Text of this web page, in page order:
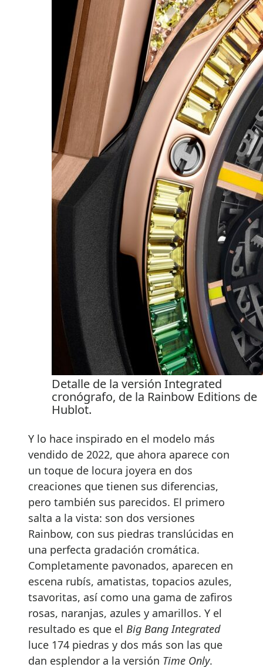
Detalle de la versión Integrated
cronógrafo, de la Rainbow Editions de
Hublot.
Y lo hace inspirado en el modelo más
vendido de 2022, que ahora aparece con
un toque de locura joyera en dos
creaciones que tienen sus diferencias,
pero también sus parecidos. El primero
salta a la vista: son dos versiones
Rainbow, con sus piedras translúcidas en
una perfecta gradación cromática.
Completamente pavonados, aparecen en
escena rubís, amatistas, topacios azules,
tsavoritas, así como una gama de zafiros
rosas, naranjas, azules y amarillos. Y el
resultado es que el Big Bang Integrated
luce 174 piedras y dos más son las que
dan esplendor a la versión Time Only.